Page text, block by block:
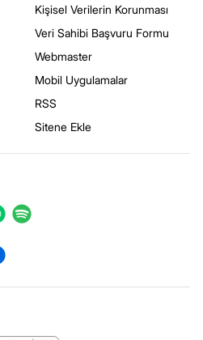
Kişisel Verilerin Korunması
Veri Sahibi Başvuru Formu
Webmaster
Mobil Uygulamalar
RSS
Sitene Ekle